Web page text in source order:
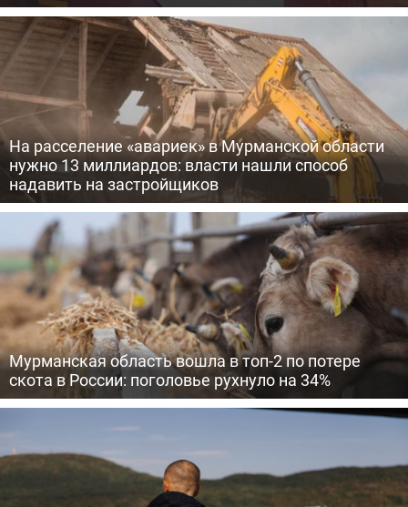
На расселение «авариек» в Мурманской области
нужно 13 миллиардов: власти нашли способ
надавить на застройщиков
Мурманская область вошла в топ-2 по потере
скота в России: поголовье рухнуло на 34%